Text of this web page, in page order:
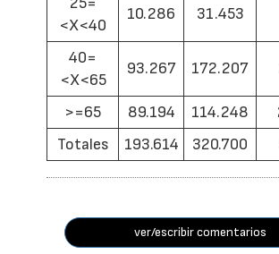
<X<40
10.286 31.453
40=
<X<65
93.267 172.207
>=65 89.194 114.248
Totales
193.614 320.700
ver/escribir comentarios